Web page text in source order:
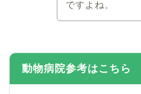
ですよね。
動物病院参考はこちら